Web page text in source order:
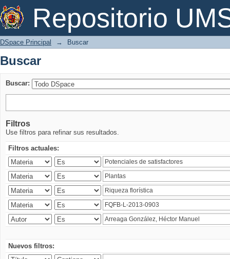
Repositorio
Buscar
DSpace Principal → Buscar
Buscar
Buscar:
Filtros
Use filtros para refinar sus resultados.
Filtros actuales:
Nuevos filtros: